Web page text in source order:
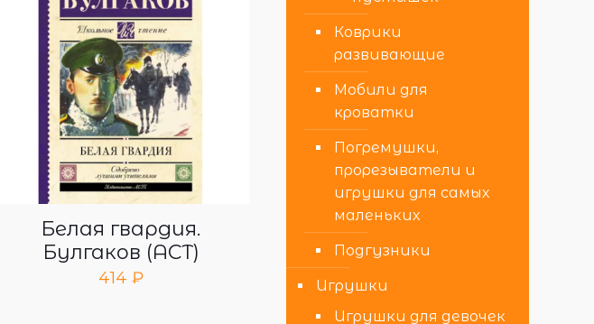
Белая гвардия.
Булгаков (АСТ)
414 ₽
Коврики
развивающие
Мобили для
кроватки
Погремушки,
прорезыватели и
игрушки для самых
маленьких
Подгузники
Игрушки
Игрушки для девочек